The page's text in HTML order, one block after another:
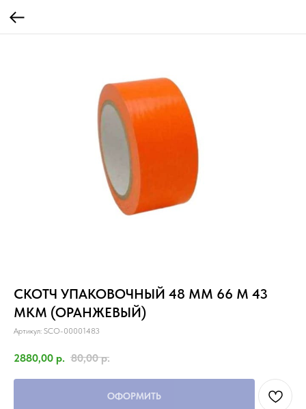
СКОТЧ УПАКОВОЧНЫЙ 48 ММ 66 М 43
МКМ (ОРАНЖЕВЫЙ)
Артикул: SCO-00001483
2880,00 р. 80,00 р.
ОФОРМИТЬ